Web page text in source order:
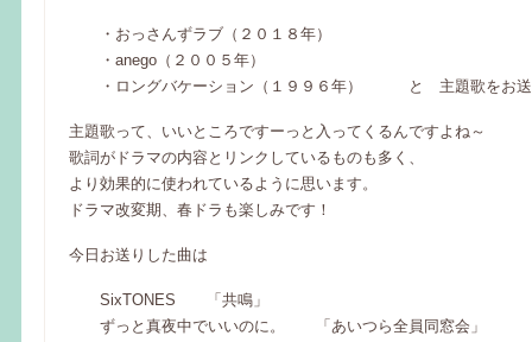
・おっさんずラブ（２０１８年）
・anego（２００５年）
・ロングバケーション（１９９６年） と 主題歌をお送
主題歌って、いいところですーっと入ってくるんですよね～
歌詞がドラマの内容とリンクしているものも多く、
より効果的に使われているように思います。
ドラマ改変期、春ドラも楽しみです！
今日お送りした曲は
SixTONES 「共鳴」
ずっと真夜中でいいのに。 「あいつら全員同窓会」